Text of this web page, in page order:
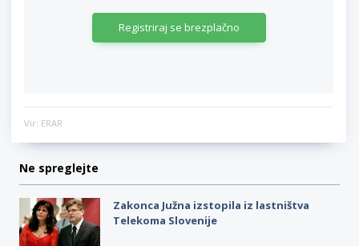
Registriraj se brezplačno
Vir: ERAR
Ne spreglejte
Zakonca Južna izstopila iz lastništva
Telekoma Slovenije